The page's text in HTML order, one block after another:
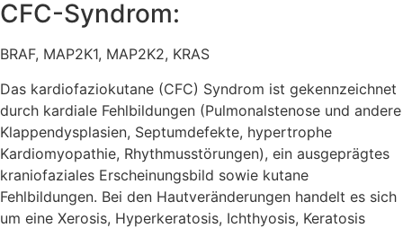
CFC-Syndrom:
BRAF, MAP2K1, MAP2K2, KRAS
Das kardiofaziokutane (CFC) Syndrom ist gekennzeichnet
durch kardiale Fehlbildungen (Pulmonalstenose und andere
Klappendysplasien, Septumdefekte, hypertrophe
Kardiomyopathie, Rhythmusstörungen), ein ausgeprägtes
kraniofaziales Erscheinungsbild sowie kutane
Fehlbildungen. Bei den Hautveränderungen handelt es sich
um eine Xerosis, Hyperkeratosis, Ichthyosis, Keratosis